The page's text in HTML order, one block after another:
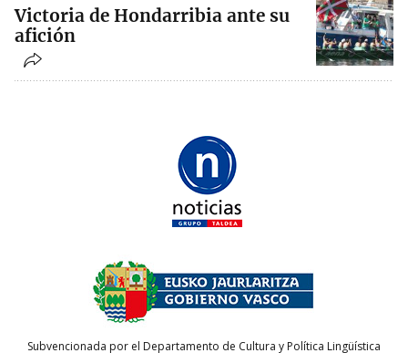
Victoria de Hondarribia ante su
afición
Subvencionada por el Departamento de Cultura y Política Lingüística